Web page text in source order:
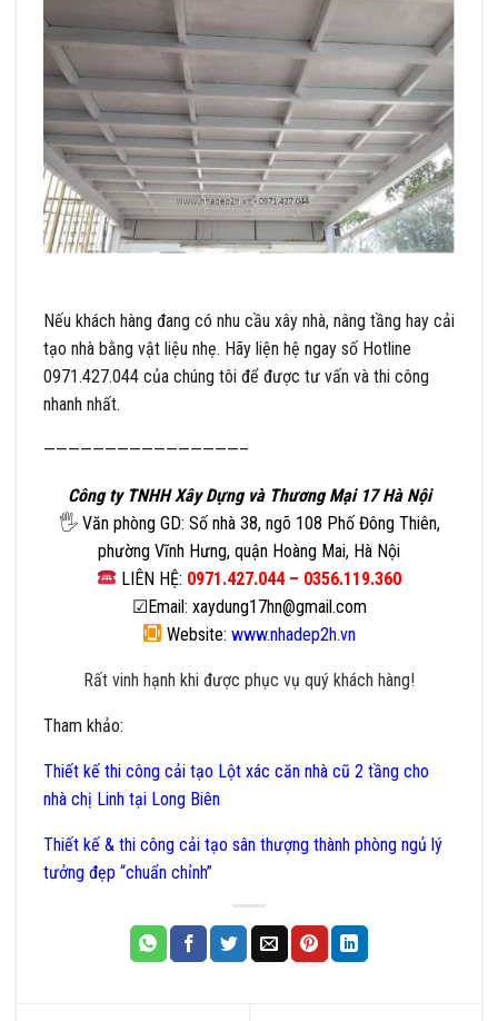
Nếu khách hàng đang có nhu cầu xây nhà, nâng tầng hay cải
tạo nhà bằng vật liệu nhẹ. Hãy liện hệ ngay số Hotline
0971.427.044 của chúng tôi để được tư vấn và thi công
nhanh nhất.
————————————————–
Công ty TNHH Xây Dựng và Thương Mại 17 Hà Nội
🖐Văn phòng GD: Số nhà 38, ngõ 108 Phố Đông Thiên,
phường Vĩnh Hưng, quận Hoàng Mai, Hà Nội
LIÊN HỆ: 0971.427.044 – 0356.119.360
☑Email: xaydung17hn@gmail.com
Website: www.nhadep2h.vn
Rất vinh hạnh khi được phục vụ quý khách hàng!
Tham khảo:
Thiết kế thi công cải tạo Lột xác căn nhà cũ 2 tầng cho
nhà chị Linh tại Long Biên
Thiết kế & thi công cải tạo sân thượng thành phòng ngủ lý
tưởng đẹp “chuẩn chỉnh”